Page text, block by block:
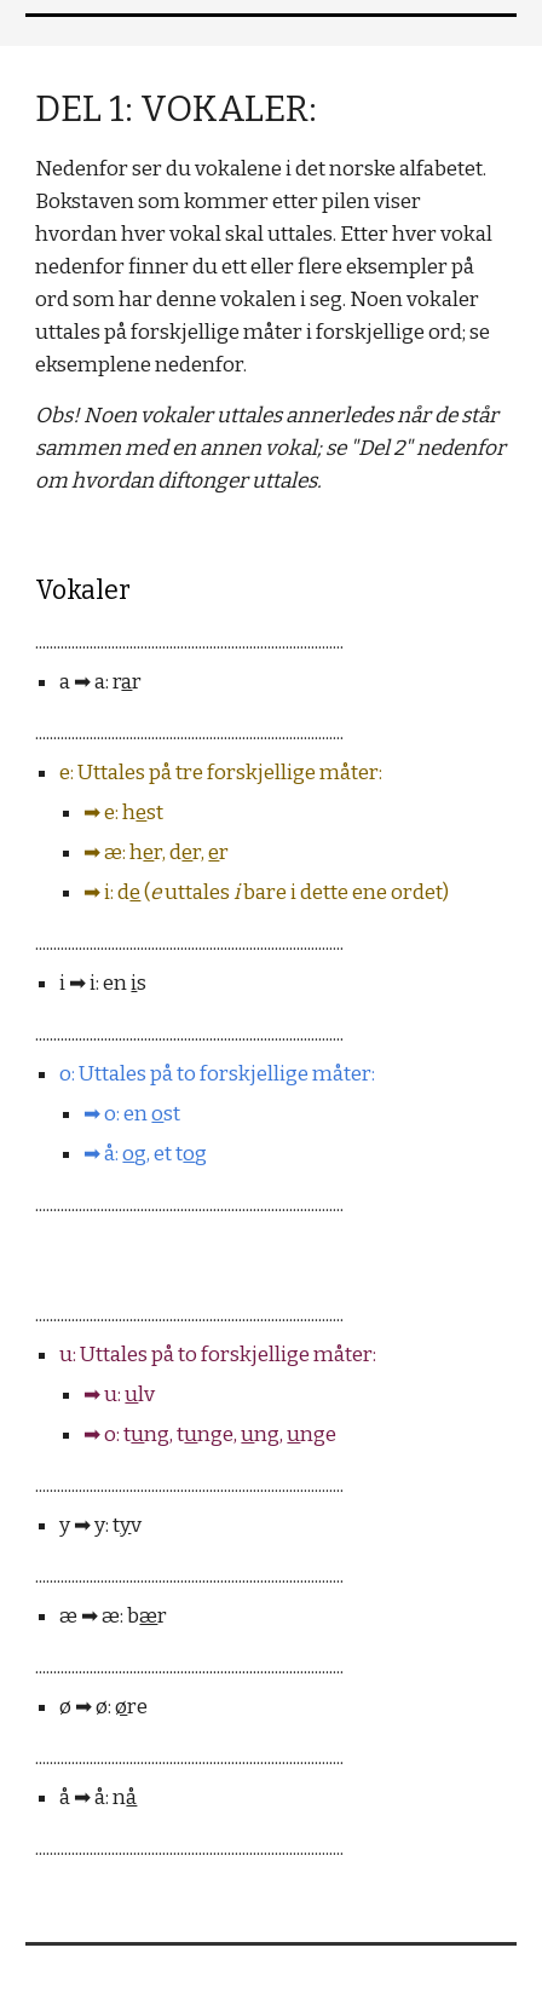
DEL 1: VOKALER:
Nedenfor ser du vokalene i det norske alfabetet.
Bokstaven som kommer etter pilen viser
hvordan hver vokal skal uttales. Etter hver vokal
nedenfor finner du ett eller flere eksempler på
ord som har denne vokalen i seg. Noen vokaler
uttales på forskjellige måter i forskjellige ord; se
eksemplene nedenfor.
Obs! Noen vokaler uttales annerledes når de står
sammen med en annen vokal; se "Del 2" nedenfor
om hvordan diftonger uttales.
Vokaler
.....................................................................................
a➡︎a: rar
.....................................................................................
e: Uttales på tre forskjellige måter:
➡︎e: hest
➡︎æ: her, der,er
➡︎i: de(euttalesibare i dette ene ordet)
.....................................................................................
i➡︎i: enis
.....................................................................................
o: Uttales på to forskjellige måter:
➡︎o: enost
➡︎å:og, et tog
.....................................................................................
.....................................................................................
u: Uttales på to forskjellige måter:
➡︎ u:ulv
➡︎ o: tung, tunge,ung,unge
.....................................................................................
y ➡︎ y: tyv
.....................................................................................
æ ➡︎ æ: bær
.....................................................................................
ø ➡︎ ø:øre
.....................................................................................
å ➡︎ å: nå
.....................................................................................